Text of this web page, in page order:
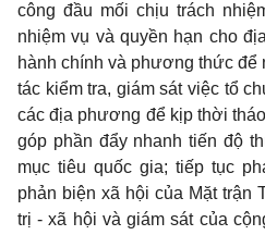
công đầu mối chịu trách
nhiệm vụ và quyền hạn cho
hành chính và phương thức để
tác kiểm tra, giám sát việc tổ
các địa phương để kịp thời
góp phần đẩy nhanh tiến độ
mục tiêu quốc gia; tiếp tục
phản biện xã hội của Mặt trận
trị - xã hội và giám sát của